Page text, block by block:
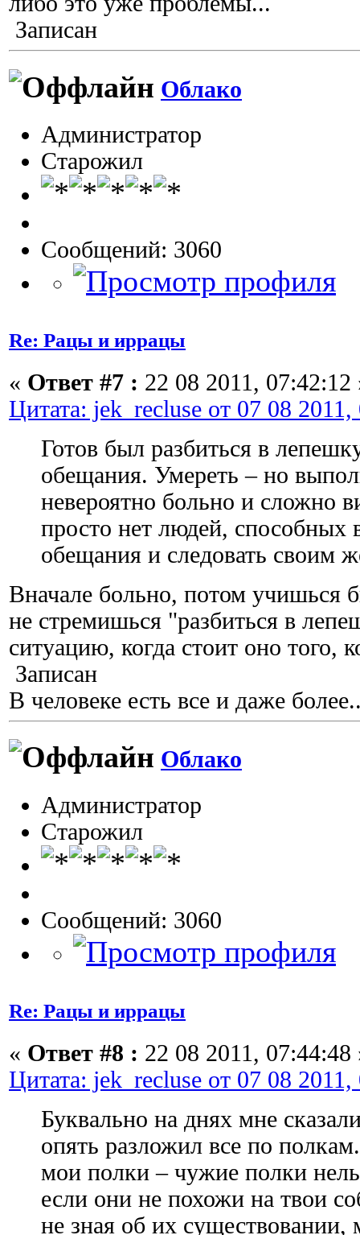
Записан
Облако
Администратор
Старожил
Сообщений: 3060
Re: Рацы и иррацы
« Ответ #7 : 22 08 2011, 07:42:12
Цитата: jek_recluse от 07 08 2011,
Готов был разбиться в
обещания. Умереть – но
невероятно больно и сложно
просто нет людей, способных
обещания и следовать своим
Вначале больно, потом учишься
не стремишься "разбиться в
ситуацию, когда стоит оно того,
Записан
В человеке есть все и даже
Облако
Администратор
Старожил
Сообщений: 3060
Re: Рацы и иррацы
« Ответ #8 : 22 08 2011, 07:44:48
Цитата: jek_recluse от 07 08 2011,
Буквально на днях мне
опять разложил все по
мои полки – чужие полки
если они не похожи на твои
не зная об их существовании,